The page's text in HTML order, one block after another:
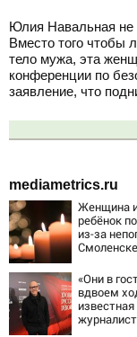
Юлия Навальная не
Вместо того чтобы
тело мужа, эта
конференции по
заявление, что
mediametrics.ru
Женщина
ребёнок
из-за
Смоленске
«Они в
вдвоем
известная